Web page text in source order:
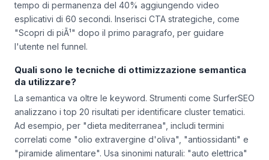
contenuti con una gerarchia visiva chiara: titoli H2/H3,
paragrafi brevi e spazi bianchi. HubSpot ha aumentato il
tempo di permanenza del 40% aggiungendo video
esplicativi di 60 secondi. Inserisci CTA strategiche, come
l'utente nel funnel.
Quali sono le tecniche di ottimizzazione semantica
da utilizzare?
La semantica va oltre le keyword. Strumenti come SurferSEO
analizzano i top 20 risultati per identificare cluster tematici.
Ad esempio, per "dieta mediterranea", includi termini